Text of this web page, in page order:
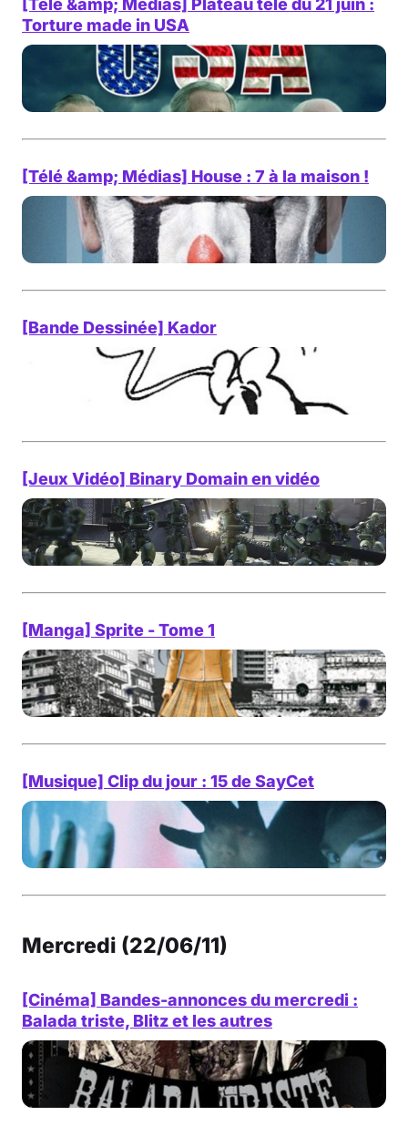
Torture made in USA
[Télé &amp; Médias] House : 7 à la maison !
[Bande Dessinée] Kador
[Jeux Vidéo] Binary Domain en vidéo
[Manga] Sprite - Tome 1
[Musique] Clip du jour : 15 de SayCet
Mercredi (22/06/11)
[Cinéma] Bandes-annonces du mercredi :
Balada triste, Blitz et les autres